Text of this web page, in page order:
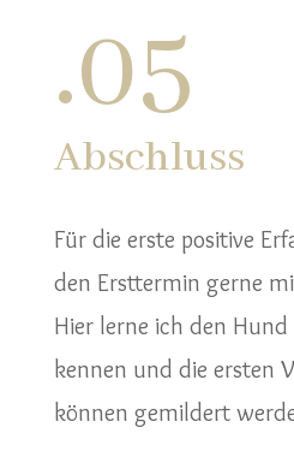
.05
Abschluss
Für die erste positive
den Ersttermin gerne
Hier lerne ich den
kennen und die ersten
können gemildert